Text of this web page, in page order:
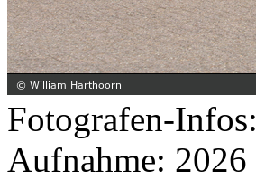
Fotografen-Infos:
Aufnahme: 2026